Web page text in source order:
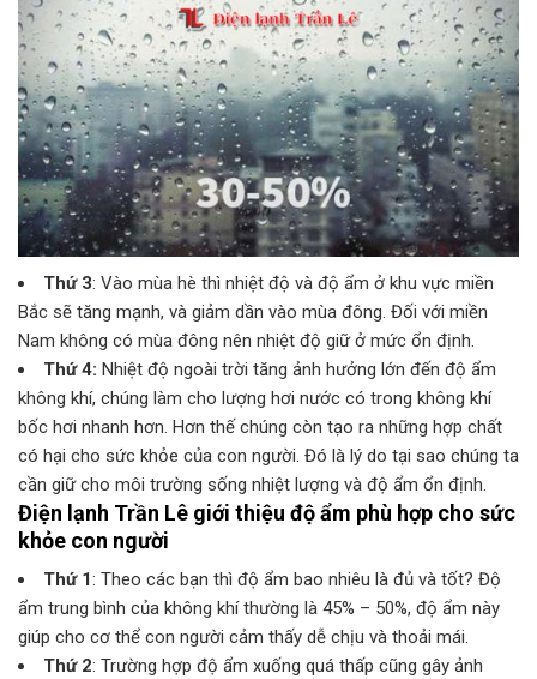
Thứ 3: Vào mùa hè thì nhiệt độ và độ ẩm ở khu vực miền
Bắc sẽ tăng mạnh, và giảm dần vào mùa đông. Đối với miền
Nam không có mùa đông nên nhiệt độ giữ ở mức ổn định.
Thứ 4: Nhiệt độ ngoài trời tăng ảnh hưởng lớn đến độ ẩm
không khí, chúng làm cho lượng hơi nước có trong không khí
bốc hơi nhanh hơn. Hơn thế chúng còn tạo ra những hợp chất
có hại cho sức khỏe của con người. Đó là lý do tại sao chúng ta
cần giữ cho môi trường sống nhiệt lượng và độ ẩm ổn định.
Điện lạnh Trần Lê giới thiệu độ ẩm phù hợp cho sức
khỏe con người
Thứ 1: Theo các bạn thì độ ẩm bao nhiêu là đủ và tốt? Độ
ẩm trung bình của không khí thường là 45% – 50%, độ ẩm này
giúp cho cơ thể con người cảm thấy dễ chịu và thoải mái.
Thứ 2: Trường hợp độ ẩm xuống quá thấp cũng gây ảnh